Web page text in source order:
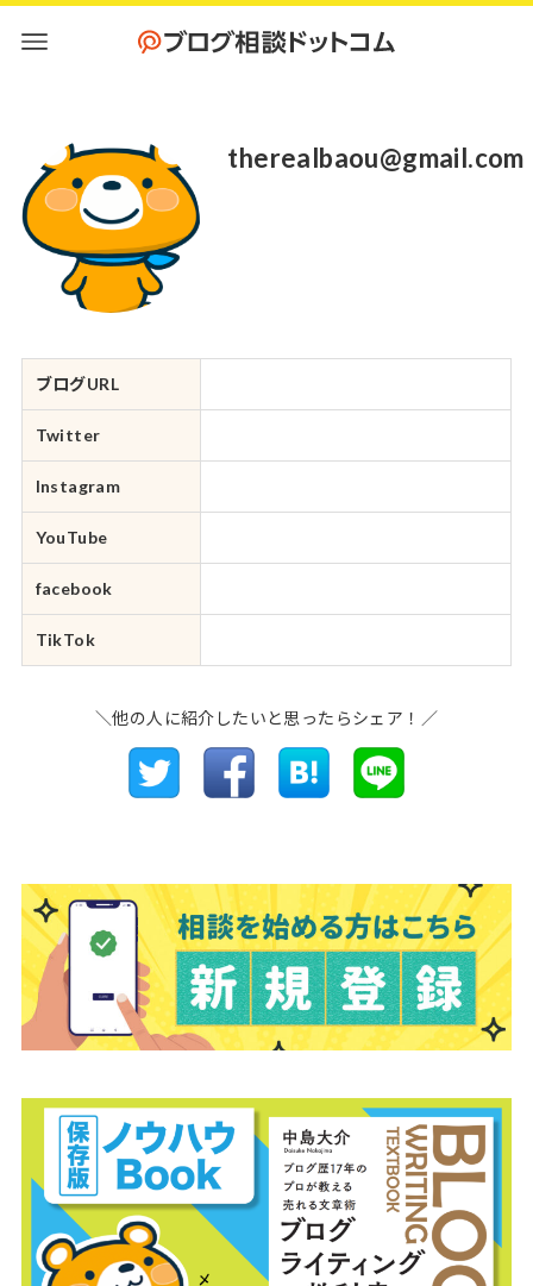
therealbaou@gmail.com
ブログURL
Twitter
Instagram
YouTube
facebook
TikTok
＼他の人に紹介したいと思ったらシェア！／